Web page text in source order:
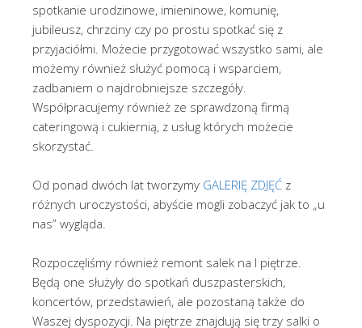
spotkanie urodzinowe, imieninowe, komunię,
jubileusz, chrzciny czy po prostu spotkać się z
przyjaciółmi. Możecie przygotować wszystko sami, ale
możemy również służyć pomocą i wsparciem,
zadbaniem o najdrobniejsze szczegóły.
Współpracujemy również ze sprawdzoną firmą
cateringową i cukiernią, z usług których możecie
skorzystać.
Od ponad dwóch lat tworzymy GALERIĘ ZDJĘĆ z
różnych uroczystości, abyście mogli zobaczyć jak to „u
nas” wygląda.
Rozpoczęliśmy również remont salek na I piętrze.
Będą one służyły do spotkań duszpasterskich,
koncertów, przedstawień, ale pozostaną także do
Waszej dyspozycji. Na piętrze znajdują się trzy salki o